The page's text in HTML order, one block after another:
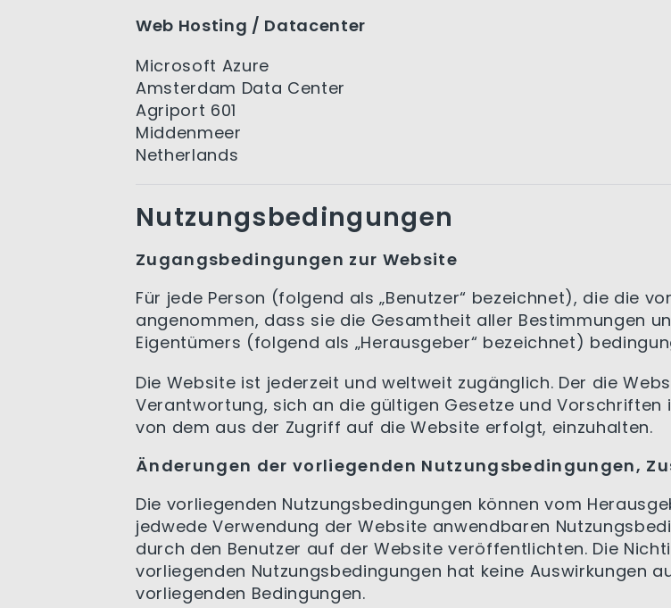
Web Hosting / Datacenter
Microsoft Azure
Amsterdam Data Center
Agriport 601
Middenmeer
Netherlands
Nutzungsbedingungen
Zugangsbedingungen zur Website
Für jede Person (folgend als „Benutzer“ bezeichnet), die die
angenommen, dass sie die Gesamtheit aller Bestimmungen
Eigentümers (folgend als „Herausgeber“ bezeichnet)
Die Website ist jederzeit und weltweit zugänglich. Der die
Verantwortung, sich an die gültigen Gesetze und Vorschriften
von dem aus der Zugriff auf die Website erfolgt, einzuhalten.
Änderungen der vorliegenden Nutzungsbedingungen,
Die vorliegenden Nutzungsbedingungen können vom
jedwede Verwendung der Website anwendbaren
durch den Benutzer auf der Website veröffentlichten. Die
vorliegenden Nutzungsbedingungen hat keine Auswirkungen
vorliegenden Bedingungen.